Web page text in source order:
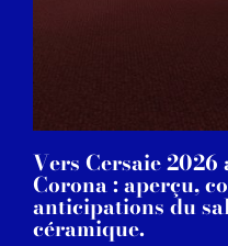
Vers Cersaie 2026
Corona : aperçu,
anticipations du
céramique.